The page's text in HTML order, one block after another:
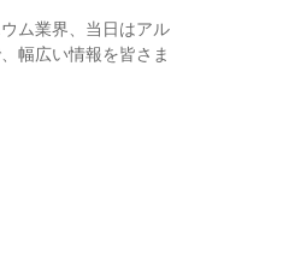
ム業界、当日はアル
幅広い情報を皆さま